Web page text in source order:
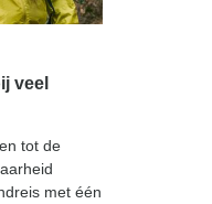
veel
tot de
met één